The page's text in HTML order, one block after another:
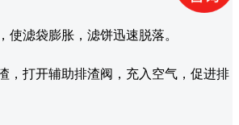
使滤袋膨胀，滤饼迅速脱落。
，打开辅助排渣阀，充入空气，促进排